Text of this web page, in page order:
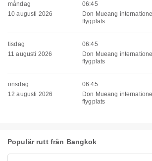
måndag
10 augusti 2026
06:45
Don Mueang
flygplats
tisdag
11 augusti 2026
06:45
Don Mueang
flygplats
onsdag
12 augusti 2026
06:45
Don Mueang
flygplats
Populär rutt från Bangkok